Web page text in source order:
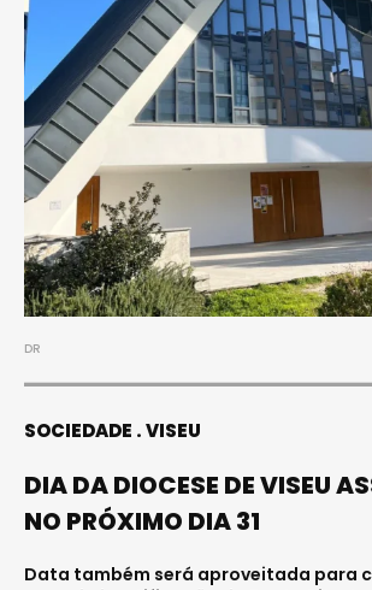
DR
SOCIEDADE VISEU
DIA DA DIOCESE DE VISEU
NO PRÓXIMO DIA 31
Data também será aproveitada para